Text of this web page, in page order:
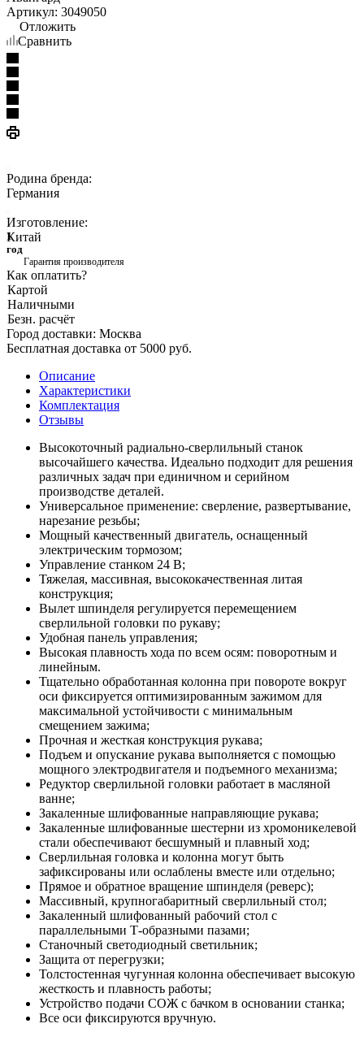
Артикул: 3049050
Отложить
Сравнить
Родина бренда:
Германия
Изготовление:
Китай
1
год
Гарантия производителя
Как оплатить?
Картой
Наличными
Безн. расчёт
Город доставки: Москва
Бесплатная доставка от 5000 руб.
Описание
Характеристики
Комплектация
Отзывы
Высокоточный радиально-сверлильный станок
высочайшего качества. Идеально подходит для решения
различных задач при единичном и серийном
производстве деталей.
Универсальное применение: сверление, развертывание,
нарезание резьбы;
Мощный качественный двигатель, оснащенный
электрическим тормозом;
Управление станком 24 В;
Тяжелая, массивная, высококачественная литая
конструкция;
Вылет шпинделя регулируется перемещением
сверлильной головки по рукаву;
Удобная панель управления;
Высокая плавность хода по всем осям: поворотным и
линейным.
Тщательно обработанная колонна при повороте вокруг
оси фиксируется оптимизированным зажимом для
максимальной устойчивости с минимальным
смещением зажима;
Прочная и жесткая конструкция рукава;
Подъем и опускание рукава выполняется с помощью
мощного электродвигателя и подъемного механизма;
Редуктор сверлильной головки работает в масляной
ванне;
Закаленные шлифованные направляющие рукава;
Закаленные шлифованные шестерни из хромоникелевой
стали обеспечивают бесшумный и плавный ход;
Сверлильная головка и колонна могут быть
зафиксированы или ослаблены вместе или отдельно;
Прямое и обратное вращение шпинделя (реверс);
Массивный, крупногабаритный сверлильный стол;
Закаленный шлифованный рабочий стол с
параллельными Т-образными пазами;
Станочный светодиодный светильник;
Защита от перегрузки;
Толстостенная чугунная колонна обеспечивает высокую
жесткость и плавность работы;
Устройство подачи СОЖ с бачком в основании станка;
Все оси фиксируются вручную.